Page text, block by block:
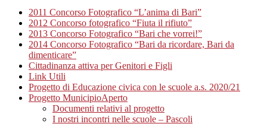
2011 Concorso Fotografico “L’anima di Bari”
2012 Concorso fotografico “Fiuta il rifiuto”
2013 Concorso Fotografico “Bari che vorrei!”
2014 Concorso Fotografico “Bari da ricordare, Bari da
dimenticare”
Cittadinanza attiva per Genitori e Figli
Link Utili
Progetto di Educazione civica con le scuole a.s. 2020/21
Progetto MunicipioAperto
Documenti relativi al progetto
I nostri incontri nelle scuole – Pascoli